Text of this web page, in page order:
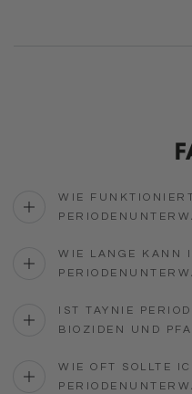
WIE
WIE LANGE KANN
IST TAYNIE
BIOZIDEN UND
WIE OFT SOLLTE